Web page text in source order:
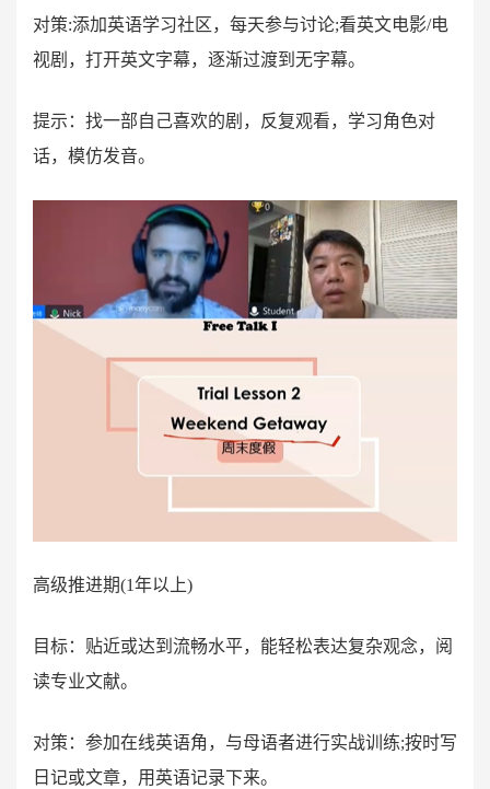
对策:添加英语学习社区，每天参与讨论;看英文电影/电
视剧，打开英文字幕，逐渐过渡到无字幕。
提示：找一部自己喜欢的剧，反复观看，学习角色对
话，模仿发音。
高级推进期(1年以上)
目标：贴近或达到流畅水平，能轻松表达复杂观念，阅
读专业文献。
对策：参加在线英语角，与母语者进行实战训练;按时写
日记或文章，用英语记录下来。